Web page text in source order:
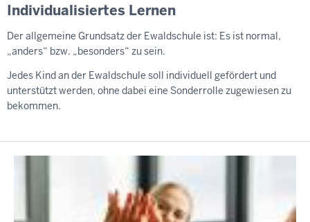
Individualisiertes Lernen
Der allgemeine Grundsatz der Ewaldschule ist: Es ist normal,
„anders“ bzw. „besonders“ zu sein.
Jedes Kind an der Ewaldschule soll individuell gefördert und
unterstützt werden, ohne dabei eine Sonderrolle zugewiesen zu
bekommen.